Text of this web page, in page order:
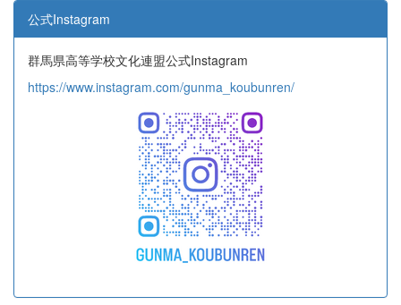
公式Instagram
群馬県高等学校文化連盟公式Instagram
https://www.instagram.com/gunma_koubunren/